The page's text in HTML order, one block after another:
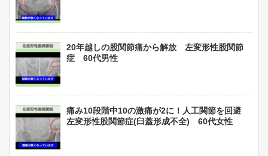
20年越しの股関節痛から解放 左変形性股関節
症 60代男性
痛み10段階中10の激痛が2に！人工関節を回避
左変形性股関節症(臼蓋形成不全) 60代女性